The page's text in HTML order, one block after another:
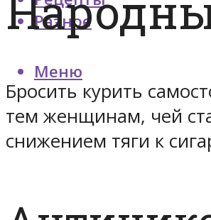
Разное
Меню
Бросить курить
тем женщинам, чей
снижением тяги к